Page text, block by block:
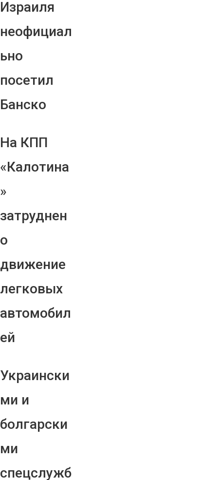
Израиля
неофициал
ьно
посетил
Банско
На КПП
«Калотина
»
затруднен
о
движение
легковых
автомобил
ей
Украински
ми и
болгарски
ми
спецслужб